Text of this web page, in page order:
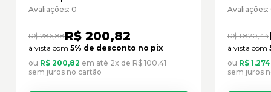
Seminovo
Avaliações: 0
R$ 286,88R$ 200,82
à vista com 5% de desconto no pix
ou R$ 200,82 em até 2x de R$ 100,41
sem juros no cartão
Avaliações:
R$ 1.820,44
à vista com
ou R$
sem juros